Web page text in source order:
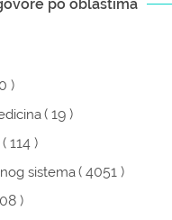
po oblastima
)
( 19 )
( 114 )
sistema( 4051 )
)